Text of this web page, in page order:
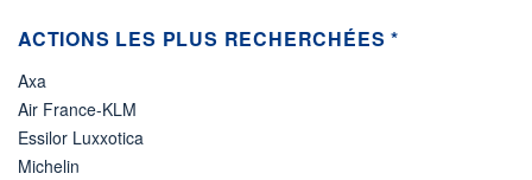
ACTIONS LES PLUS RECHERCHÉES *
Axa
Air France-KLM
Essilor Luxxotica
Michelin